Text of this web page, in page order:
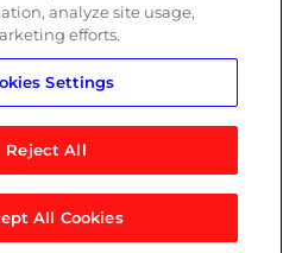
Group
analyze site usage,
efforts.
Settings
Reject All
All Cookies